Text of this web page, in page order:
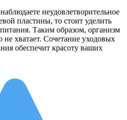
неудовлетворительное
пластины, то стоит уделить
Таким образом, организм
не хватает. Сочетание уходовых
обеспечит красоту ваших